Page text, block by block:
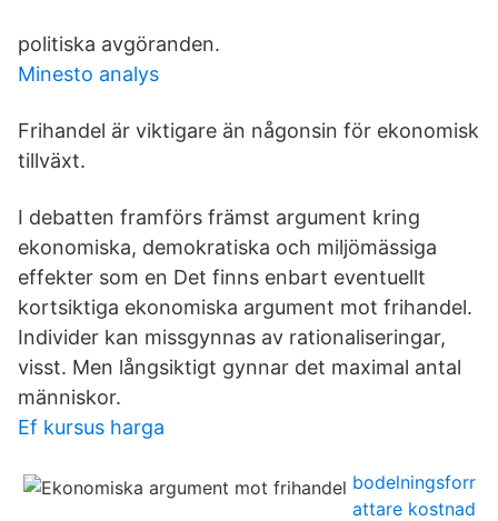
politiska avgöranden.
Minesto analys
Frihandel är viktigare än någonsin för ekonomisk
tillväxt.
I debatten framförs främst argument kring
ekonomiska, demokratiska och miljömässiga
effekter som en Det finns enbart eventuellt
kortsiktiga ekonomiska argument mot frihandel.
Individer kan missgynnas av rationaliseringar,
visst. Men långsiktigt gynnar det maximal antal
människor.
Ef kursus harga
bodelningsforr
attare kostnad